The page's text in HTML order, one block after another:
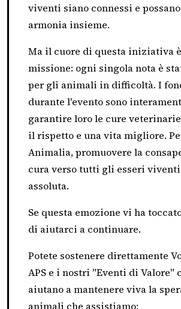
viventi siano connessi e
armonia insieme.
Ma il cuore di questa iniziativa
missione: ogni singola nota è
per gli animali in difficoltà. I
durante l'evento sono
garantire loro le cure
il rispetto e una vita migliore.
Animalia, promuovere la
cura verso tutti gli esseri
assoluta.
Se questa emozione vi ha
di aiutarci a continuare.
Potete sostenere direttamente
APS e i nostri "Eventi di Valore"
aiutano a mantenere viva la
animali che assistiamo: